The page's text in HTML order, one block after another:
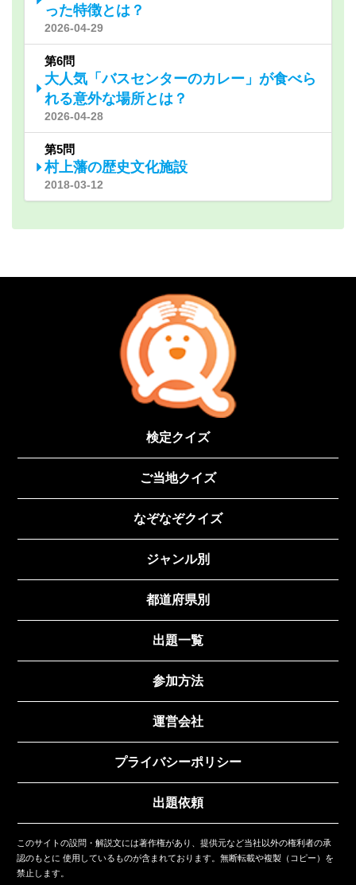
った特徴とは？
2026-04-29
第6問
大人気「バスセンターのカレー」が食べら
れる意外な場所とは？
2026-04-28
第5問
村上藩の歴史文化施設
2018-03-12
検定クイズ
ご当地クイズ
なぞなぞクイズ
ジャンル別
都道府県別
出題一覧
参加方法
運営会社
プライバシーポリシー
出題依頼
このサイトの設問・解説文には著作権があり、提供元など当社以外の権利者の承
認のもとに 使用しているものが含まれております。無断転載や複製（コピー）を
禁止します。